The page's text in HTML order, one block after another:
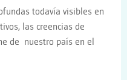
todavía visibles en
las creencias de
de nuestro país en el